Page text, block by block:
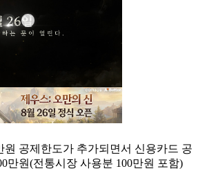
원 공제한도가 추가되면서 신용카드 공
만원(전통시장 사용분 100만원 포함)